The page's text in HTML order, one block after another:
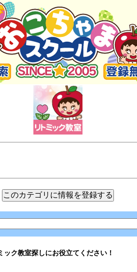
ク教室探しにお役立てください！